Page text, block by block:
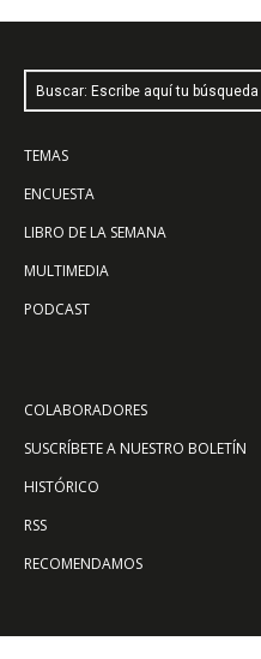
Buscar: Escribe aquí tu búsqueda
TEMAS
ENCUESTA
LIBRO DE LA SEMANA
MULTIMEDIA
PODCAST
COLABORADORES
SUSCRÍBETE A NUESTRO BOLETÍN
HISTÓRICO
RSS
RECOMENDAMOS